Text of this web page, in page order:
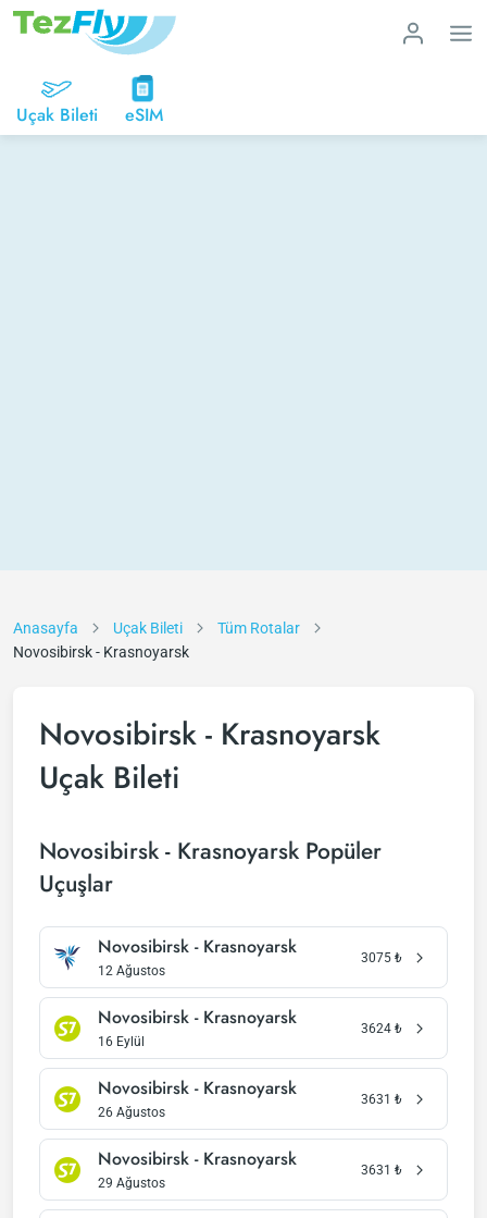
Uçak Bileti eSIM
Anasayfa Uçak Bileti
Tüm Rotalar
Novosibirsk - Krasnoyarsk
Novosibirsk - Krasnoyarsk
Uçak Bileti
Novosibirsk - Krasnoyarsk Popüler
Uçuşlar
Novosibirsk - Krasnoyarsk
12 Ağustos
3075 ₺
Novosibirsk - Krasnoyarsk
16 Eylül
3624 ₺
Novosibirsk - Krasnoyarsk
26 Ağustos
3631 ₺
Novosibirsk - Krasnoyarsk
29 Ağustos
3631 ₺